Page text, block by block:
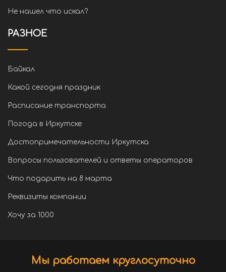
Не нашел что искал?
РАЗНОЕ
Байкал
Какой сегодня праздник
Расписание транспорта
Погода в Иркутске
Достопримечательности Иркутска
Вопросы пользователей и ответы операторов
Что подарить на 8 марта
Реквизиты компании
Хочу за 1000
Мы работаем круглосуточно